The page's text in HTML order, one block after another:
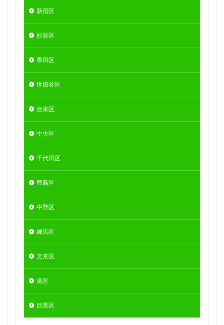
新宿区
杉並区
墨田区
世田谷区
台東区
中央区
千代田区
豊島区
中野区
練馬区
文京区
港区
目黒区